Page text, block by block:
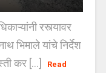
रस्त्यावर
भिमाले यांचे निर्देश
कर [...]
Read